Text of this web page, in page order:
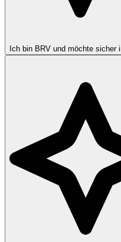
Ich bin BRV und möchte sicher